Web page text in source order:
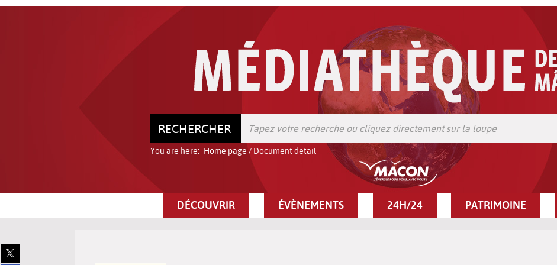
RECHERCHER
You are here: Home page / Document detail
DÉCOUVRIR ÉVÈNEMENTS 24H/24 PATRIMOINE
Share
on